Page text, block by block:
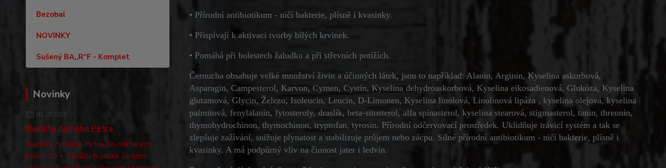
Bezobal
NOVINKY
Sušený BA,,R“F - Komplet
Novinky
03.07.2026
Najděte černého Petra
Najděte černého Petra Do některých
balení 10 + 1 králičích oušek se nám
• Přírodní antibiotikum - ničí bakterie, plísně i kvasinky.
• Přispívají k aktivaci tvorby bílých krvinek.
• Pomáhá při bolestech žaludku a při střevních potížích.
Černucha obsahuje velké množství živin a účinných látek, jsou to například: Alanin, Arginin, Kyselina askorbová,
Asparagin, Campesterol, Karvon, Cymen, Cystin, Kyselina dehydroaskorbová, Kyselina eikosadienová, Glukóza, Kyselina
glutamová, Glycin, Železo, Isoleucin, Leucin, D-Limonen, Kyselina linolová, Linolinová lipáza , kyselina olejová, kyselina
palmitová, fenylalanin, fytosteroly, draslík, beta-sitosterol, alfa spinasterol, kyselina stearová, stigmasterol, tanin, threonin,
thymohydrochinon, thymochinon, tryptofan, tyrosin. Přírodní odčervovací prostředek. Uklidňuje trávicí systém a tak se
zlepšuje zažívání, snižuje plynatost a stabilizuje průjem nebo zácpu. Silné přírodní antibiotikum - ničí bakterie, plísně i
kvasinky. A má podpůrný vliv na činnost jater i ledvin.